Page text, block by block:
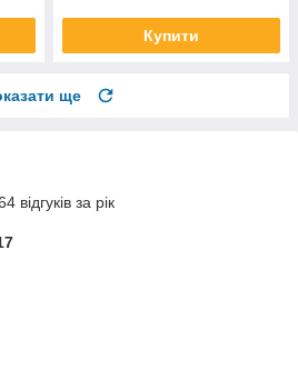
Купити
ще
відгуків за рік